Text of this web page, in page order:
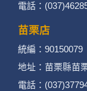
電話：
苗栗店
統編：
地址：苗栗縣苗
電話：